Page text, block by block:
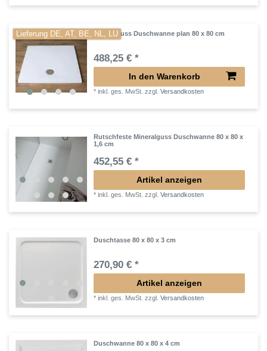
Lieferung DE, AT, BE, NL, LUMineralguss Duschwanne plan 80 x 80 cm
488,25 € *
In den Warenkorb
*inkl. ges. MwSt. zzgl.Versandkosten
Rutschfeste Mineralguss Duschwanne 80 x 80 x
1,6 cm
452,55 € *
Artikel anzeigen
*inkl. ges. MwSt. zzgl.Versandkosten
Duschtasse 80 x 80 x 3 cm
270,90 € *
Artikel anzeigen
*inkl. ges. MwSt. zzgl.Versandkosten
Duschwanne 80 x 80 x 4 cm